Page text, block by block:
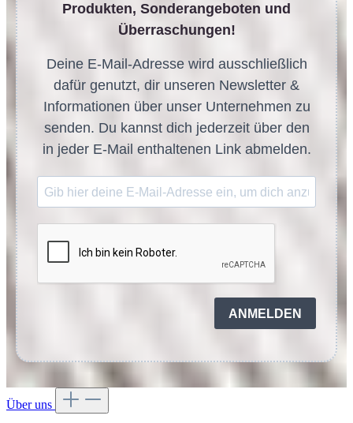
Produkten, Sonderangeboten und
Überraschungen!
Deine E-Mail-Adresse wird ausschließlich
dafür genutzt, dir unseren Newsletter &
Informationen über unser Unternehmen zu
senden. Du kannst dich jederzeit über den
in jeder E-Mail enthaltenen Link abmelden.
ANMELDEN
Über uns